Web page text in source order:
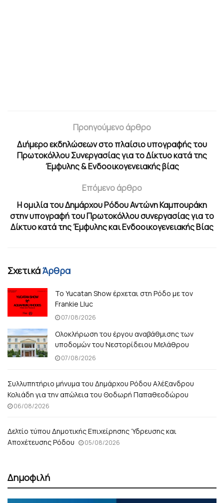
Προηγούμενο άρθρο
Διήμερο εκδηλώσεων στο πλαίσιο υπογραφής του
Πρωτοκόλλου Συνεργασίας για το Δίκτυο κατά της
Έμφυλης & Ενδοοικογενειακής βίας
Επόμενο άρθρο
Η ομιλία του Δημάρχου Ρόδου Αντώνη Καμπουράκη
στην υπογραφή του Πρωτοκόλλου συνεργασίας για το
Δίκτυο κατά της Έμφυλης και Ενδοοικογενειακής Βίας
ΣχετικάΆρθρα
Το Yucatan Show έρχεται στη Ρόδο με τον
Frankie Lluc
07/08/2026
Ολοκλήρωση του έργου αναβάθμισης των
υποδομών του Νεστορίδειου Μελάθρου
07/08/2026
Συλλυπητήριο μήνυμα του Δημάρχου Ρόδου Αλέξανδρου
Κολιάδη για την απώλεια του Θοδωρή Παπαθεοδώρου
06/08/2026
Δελτίο τύπου Δημοτικής Επιχείρησης Ύδρευσης και
Αποχέτευσης Ρόδου
05/08/2026
Δημοφιλή